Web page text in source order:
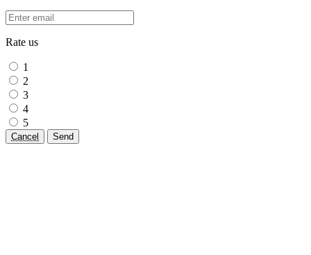
Rate us
1
2
3
4
5
Cancel Send